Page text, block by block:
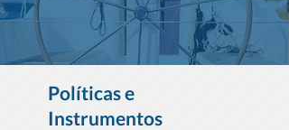
Políticas e
Instrumentos